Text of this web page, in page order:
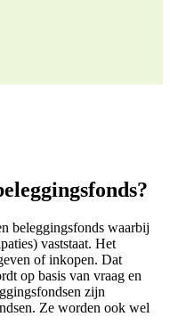
beleggingsfonds waarbij
vaststaat. Het
of inkopen. Dat
op basis van vraag en
zijn
Ze worden ook wel